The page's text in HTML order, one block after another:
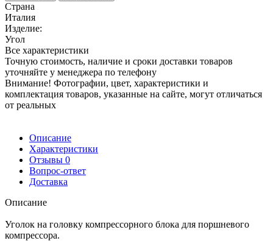
Страна
Италия
Изделие:
Угол
Все характеристики
Точную стоимость, наличие и сроки доставки товаров
уточняйте у менеджера по телефону
Внимание! Фотографии, цвет, характеристики и
комплектация товаров, указанные на сайте, могут отличаться
от реальных
Описание
Характеристики
Отзывы 0
Вопрос-ответ
Доставка
Описание
Уголок на головку компрессорного блока для поршневого
компрессора.